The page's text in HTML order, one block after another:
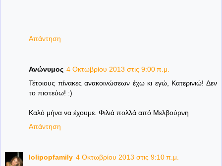
Απάντηση
Ανώνυμος 4 Οκτωβρίου 2013 στις 9:00 π.μ.
Τέτοιους πίνακες ανακοινώσεων έχω κι εγώ, Κατερινιώ! Δεν
το πιστεύω! :)
Καλό μήνα να έχουμε. Φιλιά πολλά από Μελβούρνη
Απάντηση
lolipopfamily 4 Οκτωβρίου 2013 στις 9:10 π.μ.